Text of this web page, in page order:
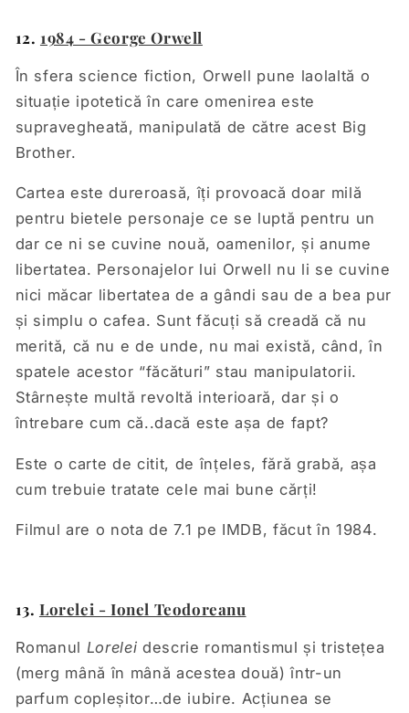
12. 1984 - George Orwell
În sfera science fiction, Orwell pune laolaltă o
situație ipotetică în care omenirea este
supravegheată, manipulată de către acest Big
Brother.
Cartea este dureroasă, îți provoacă doar milă
pentru bietele personaje ce se luptă pentru un
dar ce ni se cuvine nouă, oamenilor, și anume
libertatea. Personajelor lui Orwell nu li se cuvine
nici măcar libertatea de a gândi sau de a bea pur
și simplu o cafea. Sunt făcuți să creadă că nu
merită, că nu e de unde, nu mai există, când, în
spatele acestor “făcături” stau manipulatorii.
Stârnește multă revoltă interioară, dar și o
întrebare cum că..dacă este așa de fapt?
Este o carte de citit, de înțeles, fără grabă, așa
cum trebuie tratate cele mai bune cărți!
Filmul are o nota de 7.1 pe IMDB, făcut în 1984.
13. Lorelei - Ionel Teodoreanu
Romanul Lorelei descrie romantismul și tristețea
(merg mână în mână acestea două) într-un
parfum copleșitor…de iubire. Acțiunea se